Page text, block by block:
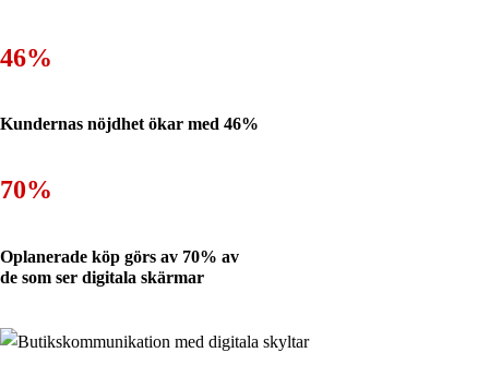
46%
Kundernas nöjdhet ökar med 46%
70%
Oplanerade köp görs av 70% av
de som ser digitala skärmar